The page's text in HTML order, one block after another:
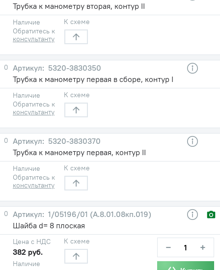
Трубка к манометру вторая, контур II
Наличие
Обратитесь к
консультанту
К схеме
0
5320-3830350
Трубка к манометру первая в сборе, контур I
Наличие
Обратитесь к
консультанту
К схеме
0
5320-3830370
Трубка к манометру первая, контур II
Наличие
Обратитесь к
консультанту
К схеме
0
1/05196/01 (А.8.01.08кп.019)
Шайба d= 8 плоская
Наличие
Цена с НДС
382 руб.
К схеме − +